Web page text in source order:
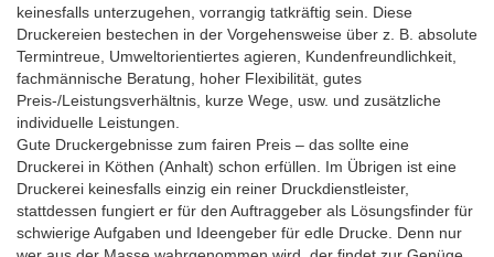
keinesfalls unterzugehen, vorrangig tatkräftig sein. Diese
Druckereien bestechen in der Vorgehensweise über z. B. absolute
Termintreue, Umweltorientiertes agieren, Kundenfreundlichkeit,
fachmännische Beratung, hoher Flexibilität, gutes
Preis-/Leistungsverhältnis, kurze Wege, usw. und zusätzliche
individuelle Leistungen.
Gute Druckergebnisse zum fairen Preis – das sollte eine
Druckerei in Köthen (Anhalt) schon erfüllen. Im Übrigen ist eine
Druckerei keinesfalls einzig ein reiner Druckdienstleister,
stattdessen fungiert er für den Auftraggeber als Lösungsfinder für
schwierige Aufgaben und Ideengeber für edle Drucke. Denn nur